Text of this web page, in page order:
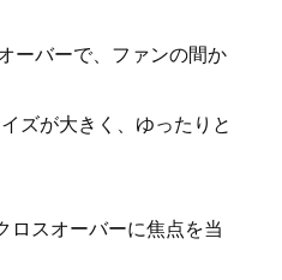
ーバーで、ファンの間か
ズが大きく、ゆったりと
ロスオーバーに焦点を当